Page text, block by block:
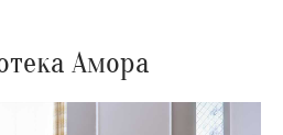
Амора